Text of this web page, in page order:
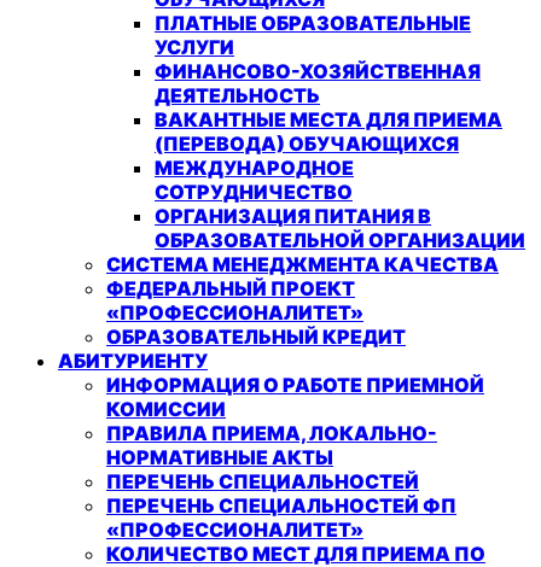
ПЛАТНЫЕ ОБРАЗОВАТЕЛЬНЫЕ
УСЛУГИ
ФИНАНСОВО-ХОЗЯЙСТВЕННАЯ
ДЕЯТЕЛЬНОСТЬ
ВАКАНТНЫЕ МЕСТА ДЛЯ ПРИЕМА
(ПЕРЕВОДА) ОБУЧАЮЩИХСЯ
МЕЖДУНАРОДНОЕ
СОТРУДНИЧЕСТВО
ОРГАНИЗАЦИЯ ПИТАНИЯ В
ОБРАЗОВАТЕЛЬНОЙ ОРГАНИЗАЦИИ
СИСТЕМА МЕНЕДЖМЕНТА КАЧЕСТВА
ФЕДЕРАЛЬНЫЙ ПРОЕКТ
«ПРОФЕССИОНАЛИТЕТ»
ОБРАЗОВАТЕЛЬНЫЙ КРЕДИТ
АБИТУРИЕНТУ
ИНФОРМАЦИЯ О РАБОТЕ ПРИЕМНОЙ
КОМИССИИ
ПРАВИЛА ПРИЕМА, ЛОКАЛЬНО-
НОРМАТИВНЫЕ АКТЫ
ПЕРЕЧЕНЬ СПЕЦИАЛЬНОСТЕЙ
ПЕРЕЧЕНЬ СПЕЦИАЛЬНОСТЕЙ ФП
«ПРОФЕССИОНАЛИТЕТ»
КОЛИЧЕСТВО МЕСТ ДЛЯ ПРИЕМА ПО